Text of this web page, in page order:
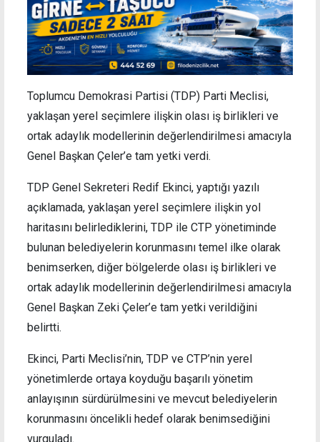
Toplumcu Demokrasi Partisi (TDP) Parti Meclisi,
yaklaşan yerel seçimlere ilişkin olası iş birlikleri ve
ortak adaylık modellerinin değerlendirilmesi amacıyla
Genel Başkan Çeler’e tam yetki verdi.
TDP Genel Sekreteri Redif Ekinci, yaptığı yazılı
açıklamada, yaklaşan yerel seçimlere ilişkin yol
haritasını belirlediklerini, TDP ile CTP yönetiminde
bulunan belediyelerin korunmasını temel ilke olarak
benimserken, diğer bölgelerde olası iş birlikleri ve
ortak adaylık modellerinin değerlendirilmesi amacıyla
Genel Başkan Zeki Çeler’e tam yetki verildiğini
belirtti.
Ekinci, Parti Meclisi’nin, TDP ve CTP’nin yerel
yönetimlerde ortaya koyduğu başarılı yönetim
anlayışının sürdürülmesini ve mevcut belediyelerin
korunmasını öncelikli hedef olarak benimsediğini
vurguladı.